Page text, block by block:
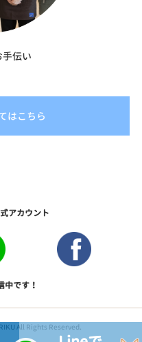
伝い
はこちら
アカウント
中です！
All Rights Reserved.